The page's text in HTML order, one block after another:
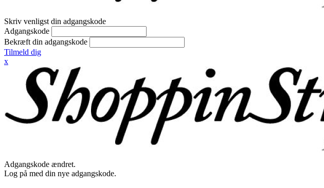
Skriv venligst din adgangskode
Adgangskode
Bekræft din adgangskode
Tilmeld dig
x
Adgangskode ændret.
Log på med din nye adgangskode.